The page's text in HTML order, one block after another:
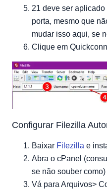
21 deve ser
porta, mesmo que
mudar isso aqui, se
Clique em
Configurar Filezilla
Baixar Filezilla e
Abra o cPanel
se não souber como)
Vá para Arquivos>